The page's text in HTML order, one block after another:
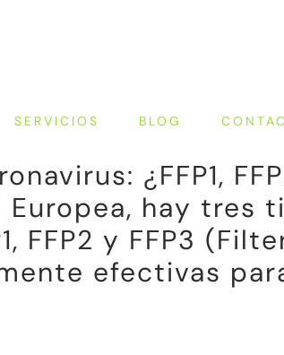
SERVICIOS BLOG
¿FFP1,
hay tres
FFP2 y FFP3
efectivas